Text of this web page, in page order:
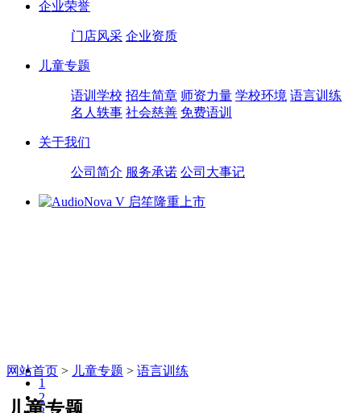
企业荣誉
门店风采 企业资质
儿童专题
语训学校 招生简章 师资力量 学校环境 语言训练
名人轶事 社会慈善 免费语训
关于我们
公司简介 服务承诺 公司大事记
1
2
网站首页 > 儿童专题 > 语言训练
儿童专题